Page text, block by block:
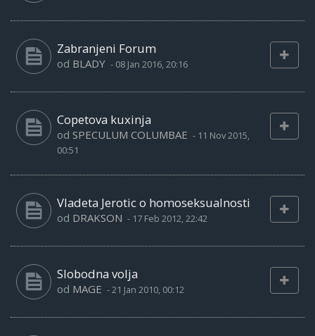
Zabranjeni Forum
od BLADY - 08 Jan 2016, 20:16
Copetova kuxinja
od SPECULUM COLUMBAE - 11 Nov 2015,
00:51
Vladeta Jerotic o homoseksualnosti
od DRAKSON - 17 Feb 2012, 22:42
Slobodna volja
od MAGE -21 Jan 2010, 00:12